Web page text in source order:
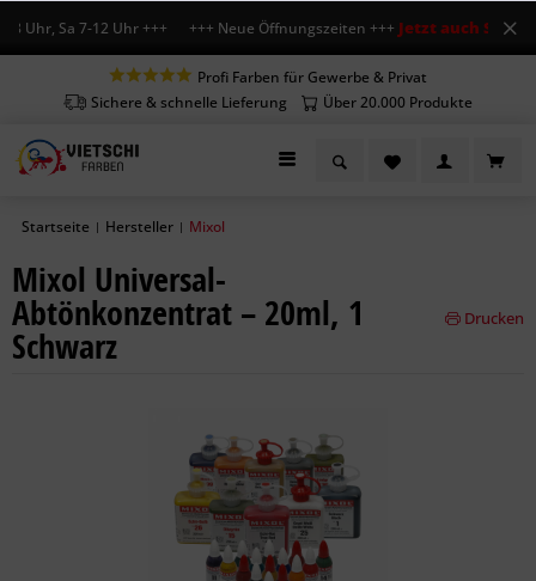
Uhr, Sa 7-12 Uhr +++ +++ Neue Öffnungszeiten +++Jetzt auch Sa
Profi Farben für Gewerbe & Privat
Sichere & schnelle Lieferung
Über 20.000 Produkte
Startseite | Hersteller | Mixol
Mixol Universal-
Abtönkonzentrat – 20ml, 1
Schwarz
Drucken